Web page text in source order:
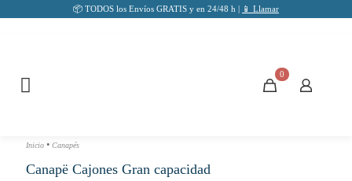
📦 TODOS los Envíos GRATIS y en 24/48 h | 📱 Llamar
0
Inicio • Canapés
Canapë Cajones Gran capacidad